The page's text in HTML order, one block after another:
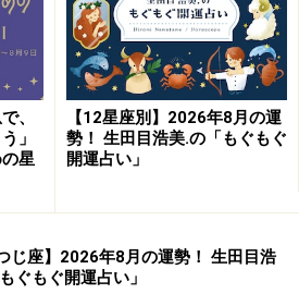
、
」
星
【12星座別】2026年8月の運
勢！ 生田目浩美.の「もぐもぐ
開運占い」
じ座】2026年8月の運勢！ 生田目浩
ぐもぐ開運占い」